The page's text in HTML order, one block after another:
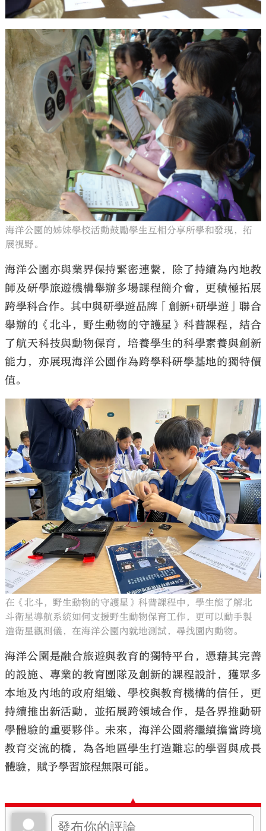
海洋公園的姊妹學校活動鼓勵學生互相分享所學和發現，拓
展視野。
海洋公園亦與業界保持緊密連繫，除了持續為內地教
師及研學旅遊機構舉辦多場課程簡介會，更積極拓展
跨學科合作。其中與研學遊品牌「創新+研學遊」聯合
舉辦的《北斗，野生動物的守護星》科普課程，結合
了航天科技與動物保育，培養學生的科學素養與創新
能力，亦展現海洋公園作為跨學科研學基地的獨特價
值。
在《北斗，野生動物的守護星》科普課程中，學生能了解北
斗衛星導航系統如何支援野生動物保育工作，更可以動手製
造衛星觀測儀，在海洋公園內就地測試，尋找園內動物。
海洋公園是融合旅遊與教育的獨特平台，憑藉其完善
的設施、專業的教育團隊及創新的課程設計，獲眾多
本地及內地的政府組織、學校與教育機構的信任，更
持續推出新活動，並拓展跨領域合作，是各界推動研
學體驗的重要夥伴。未來，海洋公園將繼續擔當跨境
教育交流的橋，為各地區學生打造難忘的學習與成長
體驗，賦予學習旅程無限可能。